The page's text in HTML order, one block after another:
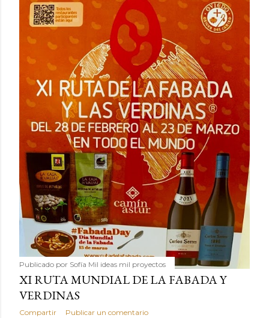
Publicado por Sofía Mil ideas mil proyectos
XI RUTA MUNDIAL DE LA FABADA Y
VERDINAS
Compartir Publicar un comentario